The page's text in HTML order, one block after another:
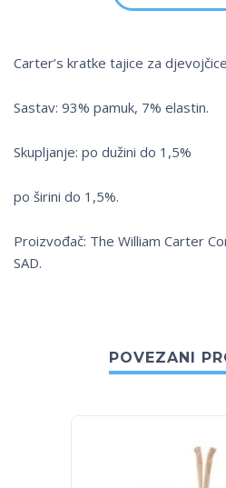
Carter’s kratke tajice za
Sastav: 93% pamuk, 7% elastin.
Skupljanje: po dužini do 1,5%
po širini do 1,5%.
Proizvođač: The William Carter
SAD.
POVEZANI